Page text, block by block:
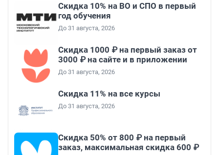
Скидка 10% на ВО и СПО в первый
год обучения
До 31 августа, 2026
Скидка 1000 ₽ на первый заказ от
3000 ₽ на сайте и в приложении
До 31 августа, 2026
Скидка 11% на все курсы
До 31 августа, 2026
Скидка 50% от 800 ₽ на первый
заказ, максимальная скидка 600 ₽